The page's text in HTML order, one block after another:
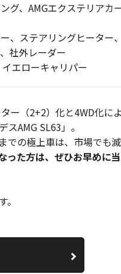
グ、AMGエクステリアカ
、ステアリングヒーター
社外レーダー
エローキャリパー
ー（2+2）化と4WD化に
AMG SL63」。
の極上車は、市場でも滅
った方は、ぜひお早めに